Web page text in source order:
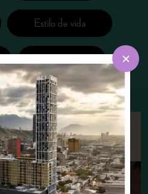
Estilo de vida
salida está a unos
Vía Zócalo